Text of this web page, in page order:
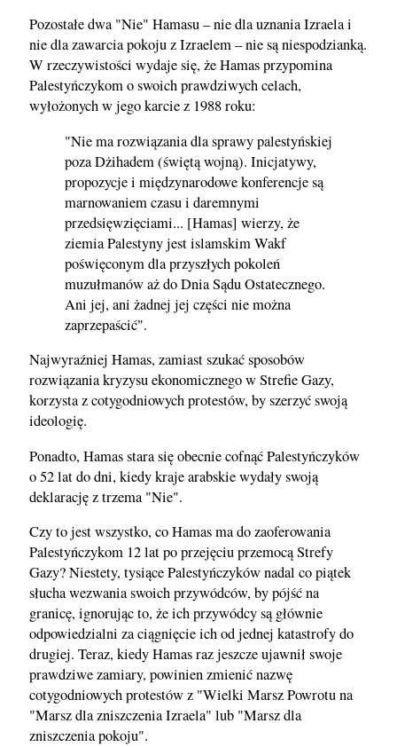
Pozostałe dwa "Nie" Hamasu – nie dla uznania Izraela i
nie dla zawarcia pokoju z Izraelem – nie są niespodzianką.
W rzeczywistości wydaje się, że Hamas przypomina
Palestyńczykom o swoich prawdziwych celach,
wyłożonych w jego karcie z 1988 roku:
"Nie ma rozwiązania dla sprawy palestyńskiej
poza Dżihadem (świętą wojną). Inicjatywy,
propozycje i międzynarodowe konferencje są
marnowaniem czasu i daremnymi
przedsięwzięciami... [Hamas] wierzy, że
ziemia Palestyny jest islamskim Wakf
poświęconym dla przyszłych pokoleń
muzułmanów aż do Dnia Sądu Ostatecznego.
Ani jej, ani żadnej jej części nie można
zaprzepaścić".
Najwyraźniej Hamas, zamiast szukać sposobów
rozwiązania kryzysu ekonomicznego w Strefie Gazy,
korzysta z cotygodniowych protestów, by szerzyć swoją
ideologię.
Ponadto, Hamas stara się obecnie cofnąć Palestyńczyków
o 52 lat do dni, kiedy kraje arabskie wydały swoją
deklarację z trzema "Nie".
Czy to jest wszystko, co Hamas ma do zaoferowania
Palestyńczykom 12 lat po przejęciu przemocą Strefy
Gazy? Niestety, tysiące Palestyńczyków nadal co piątek
słucha wezwania swoich przywódców, by pójść na
granicę, ignorując to, że ich przywódcy są głównie
odpowiedzialni za ciągnięcie ich od jednej katastrofy do
drugiej. Teraz, kiedy Hamas raz jeszcze ujawnił swoje
prawdziwe zamiary, powinien zmienić nazwę
cotygodniowych protestów z "Wielki Marsz Powrotu na
"Marsz dla zniszczenia Izraela" lub "Marsz dla
zniszczenia pokoju".